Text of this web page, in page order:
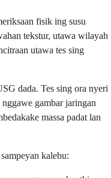
fisik ing susu
tekstur, utawa wilayah
utawa tes sing
dada. Tes sing ora nyeri
gambar jaringan
massa padat lan
kalebu: